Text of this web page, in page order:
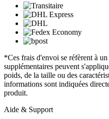
*Ces frais d'envoi se réfèrent à
supplémentaires peuvent
poids, de la taille ou des
informations sont indiquées
produit.
Aide & Support